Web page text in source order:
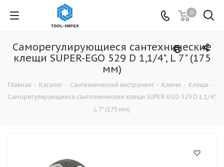
0
Саморегулирующиеся сантехнические
клещи SUPER-EGO 529 D 1,1/4", L 7" (175
мм)
Главная - Каталог - Сантехнический инструмент - Ключи - Клещи -
Саморегулирующиеся сантехнические клещи SUPER-EGO 529 D 1,1/4",
L 7" (175 мм)